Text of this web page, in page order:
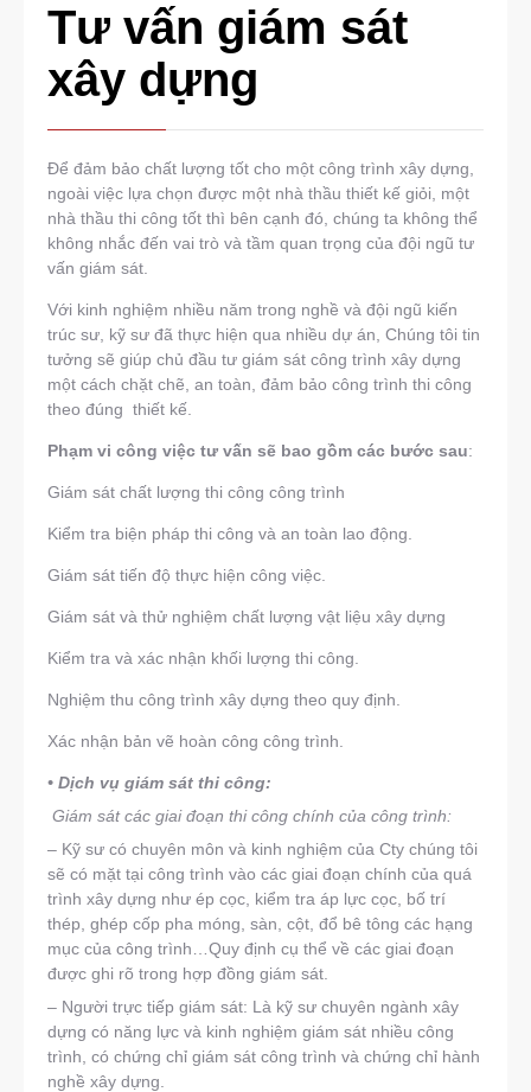
Tư vấn giám sát
xây dựng
Để đảm bảo chất lượng tốt cho một công trình xây dựng,
ngoài việc lựa chọn được một nhà thầu thiết kế giỏi, một
nhà thầu thi công tốt thì bên cạnh đó, chúng ta không thể
không nhắc đến vai trò và tầm quan trọng của đội ngũ tư
vấn giám sát.
Với kinh nghiệm nhiều năm trong nghề và đội ngũ kiến
trúc sư, kỹ sư đã thực hiện qua nhiều dự án, Chúng tôi tin
tưởng sẽ giúp chủ đầu tư giám sát công trình xây dựng
một cách chặt chẽ, an toàn, đảm bảo công trình thi công
theo đúng thiết kế.
Phạm vi công việc tư vấn sẽ bao gồm các bước sau:
Giám sát chất lượng thi công công trình
Kiểm tra biện pháp thi công và an toàn lao động.
Giám sát tiến độ thực hiện công việc.
Giám sát và thử nghiệm chất lượng vật liệu xây dựng
Kiểm tra và xác nhận khối lượng thi công.
Nghiệm thu công trình xây dựng theo quy định.
Xác nhận bản vẽ hoàn công công trình.
• Dịch vụ giám sát thi công:
Giám sát các giai đoạn thi công chính của công trình:
– Kỹ sư có chuyên môn và kinh nghiệm của Cty chúng tôi
sẽ có mặt tại công trình vào các giai đoạn chính của quá
trình xây dựng như ép cọc, kiểm tra áp lực cọc, bố trí
thép, ghép cốp pha móng, sàn, cột, đổ bê tông các hạng
mục của công trình…Quy định cụ thể về các giai đoạn
được ghi rõ trong hợp đồng giám sát.
– Người trực tiếp giám sát: Là kỹ sư chuyên ngành xây
dựng có năng lực và kinh nghiệm giám sát nhiều công
trình, có chứng chỉ giám sát công trình và chứng chỉ hành
nghề xây dựng.